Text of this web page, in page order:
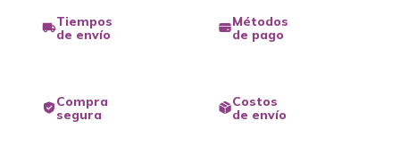
Tiempos
de envío
Métodos
de pago
Compra
segura
Costos
de envío